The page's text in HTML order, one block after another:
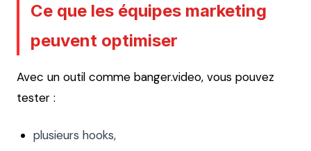
Ce que les équipes marketing
peuvent optimiser
Avec un outil comme banger.video, vous pouvez
tester :
plusieurs hooks,